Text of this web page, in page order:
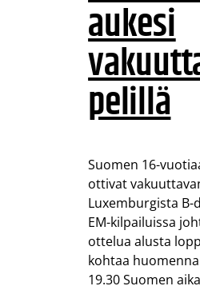
aukesi
pelillä
Suomen 16-
ottivat
Luxemburgista B-
EM-kilpailuissa
ottelua alusta
kohtaa
19.30 Suomen